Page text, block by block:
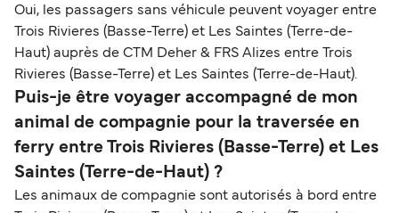
Oui, les passagers sans véhicule peuvent voyager entre
Trois Rivieres (Basse-Terre) et Les Saintes (Terre-de-
Haut) auprès de CTM Deher & FRS Alizes entre Trois
Rivieres (Basse-Terre) et Les Saintes (Terre-de-Haut).
Puis-je être voyager accompagné de mon
animal de compagnie pour la traversée en
ferry entre Trois Rivieres (Basse-Terre) et Les
Saintes (Terre-de-Haut) ?
Les animaux de compagnie sont autorisés à bord entre